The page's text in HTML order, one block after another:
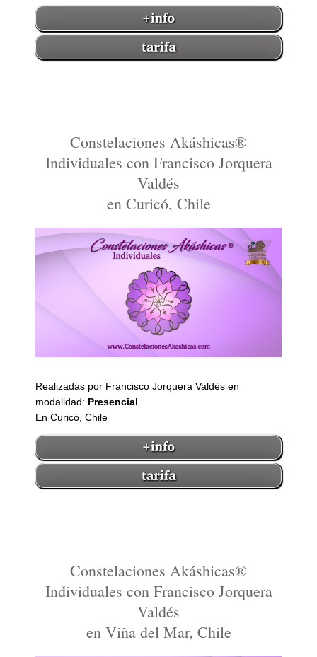
Constelaciones Akáshicas®
Individuales con Francisco Jorquera
Valdés
en Curicó, Chile
Realizadas por Francisco Jorquera Valdés en
modalidad: Presencial
En Curicó, Chile
Constelaciones Akáshicas®
Individuales con Francisco Jorquera
Valdés
en Viña del Mar, Chile